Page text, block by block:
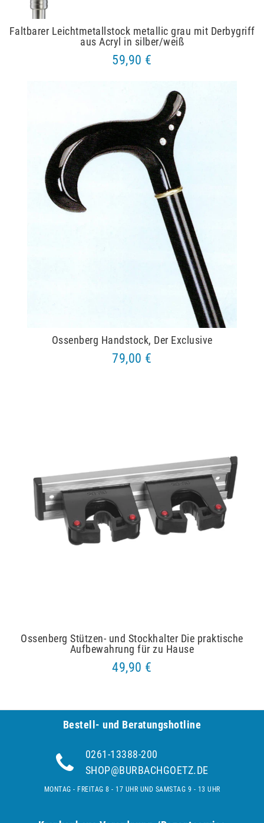
Faltbarer Leichtmetallstock metallic grau mit Derbygriff
aus Acryl in silber/weiß
59,90 €
Ossenberg Handstock, Der Exclusive
79,00 €
Ossenberg Stützen- und Stockhalter Die praktische
Aufbewahrung für zu Hause
49,90 €
Bestell- und Be­ra­tungs­hot­line
0261-13388-200
SHOP@BURBACHGOETZ.DE
MONTAG - FREITAG 8 - 17 UHR UND SAMSTAG 9 - 13 UHR